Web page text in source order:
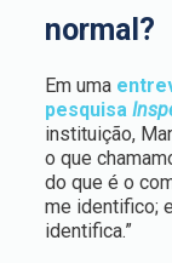
normal?
Em uma
pesquisa
instituição,
o que
do que é o
me identifico;
identifica.”